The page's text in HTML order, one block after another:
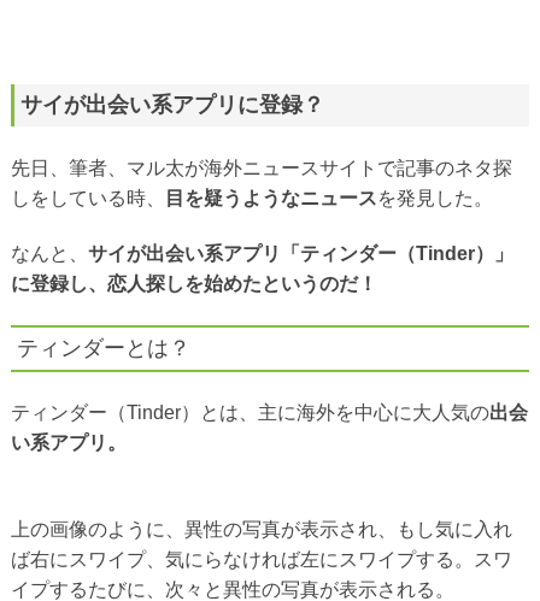
サイが出会い系アプリに登録？
先日、筆者、マル太が海外ニュースサイトで記事のネタ探
しをしている時、
目を疑うようなニュースを発見した。
なんと、 サイが出会い系アプリ「ティンダー（Tinder）」
に登録し、恋人探しを始めたというのだ！
ティンダーとは？
ティンダー（Tinder）とは、主に海外を中心に大人気の出会
い系アプリ。
上の画像のように、異性の写真が表示され、もし気に入れ
ば右にスワイプ、気にらなければ左にスワイプする。スワ
イプするたびに、次々と異性の写真が表示される。